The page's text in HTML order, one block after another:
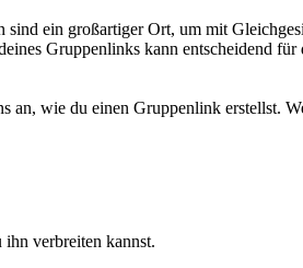
ein großartiger Ort, um mit
Gruppenlinks kann entscheidend
wie du einen Gruppenlink erstellst.
verbreiten kannst.